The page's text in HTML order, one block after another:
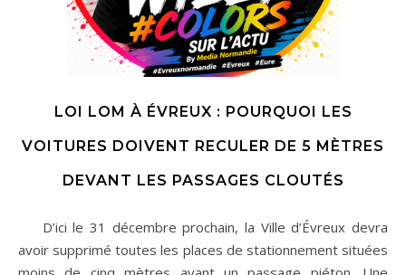
LOI LOM À ÉVREUX : POURQUOI LES
VOITURES DOIVENT RECULER DE 5 MÈTRES
DEVANT LES PASSAGES CLOUTÉS
D’ici le 31 décembre prochain, la Ville d’Évreux devra
avoir supprimé toutes les places de stationnement situées